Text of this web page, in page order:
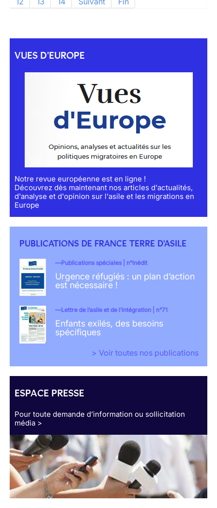
VUES D'EUROPE
Notre revue européenne est en ligne !
Découvrez dès maintenant nos articles d'actualités,
d'analyse et d'opinion sur l'asile et les migrations en
Europe
PUBLICATIONS DE FRANCE TERRE D'ASILE
Publications spéciales | n°inédit
Urgence réfugiés : un plan d’action
est nécessaire !
Lettre de l’asile et de l’intégration | n°71
Enfants exilés, des besoins
spécifiques
> Voir toutes nos publications
ESPACE PRESSE
Pour toute demande d’information ou sollicitation
média >